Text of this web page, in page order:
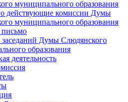
муниципального образования
действующие комиссии Думы
муниципального образования
письмо
заседаний Думы Слюдянского
образования
деятельность